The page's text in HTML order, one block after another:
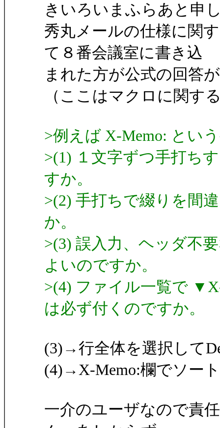
きいろいまふらあと申
秀丸メールの仕様に関
て８番会議室に書き込
まれた方が公式の回答
（ここはマクロに関す
>例えば X-Memo: とい
>(1) １文字ずつ手打ち
すか。
>(2) 手打ちで綴りを間
か。
>(3) 誤入力、ヘッダ不
よいのですか。
>(4) ファイル一覧で
は必ず付くのですか。
(3)→行全体を選択して
(4)→X-Memo:欄でソー
一介のユーザなので責